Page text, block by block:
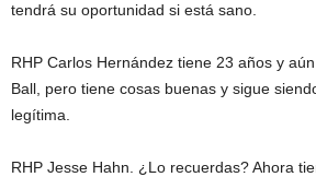
tendrá su oportunidad si está sano.
RHP Carlos Hernández tiene 23 años y
Ball, pero tiene cosas buenas y sigue
legítima.
RHP Jesse Hahn. ¿Lo recuerdas? Ahora